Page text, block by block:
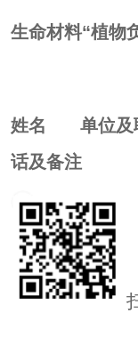
生命材料“植物
姓名 单位及
话及备注